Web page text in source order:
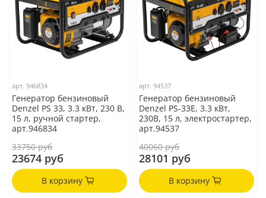
арт.946834
Генератор бензиновый
Denzel PS 33, 3.3 кВт, 230 В,
15 л, ручной стартер,
арт.946834
33750 руб
23674 руб
В корзину
арт.94537
Генератор бензиновый
Denzel PS-33E, 3.3 кВт,
230В, 15 л, электростартер,
арт.94537
40060 руб
28101 руб
В корзину